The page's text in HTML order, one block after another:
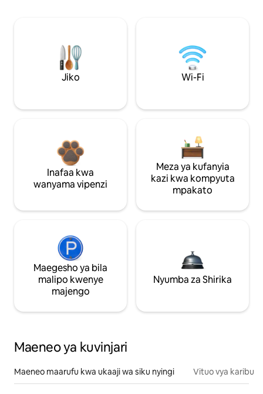
Jiko Wi-Fi
Inafaa kwa
wanyama vipenzi
Meza ya kufanyia
kazi kwa kompyuta
mpakato
Maegesho ya bila
malipo kwenye
majengo
Nyumba za Shirika
Maeneo ya kuvinjari
Maeneo maarufu kwa ukaaji wa siku nyingi Vituo vya karibu